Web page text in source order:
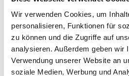
Wir verwenden Cookies, um
personalisieren, Funktionen für
zu können und die Zugriffe auf
analysieren. Außerdem geben wir
Verwendung unserer Website an
soziale Medien, Werbung und
fungiert. Dieses ist nicht im
PRODUKTDETAILS
Artikelnummer